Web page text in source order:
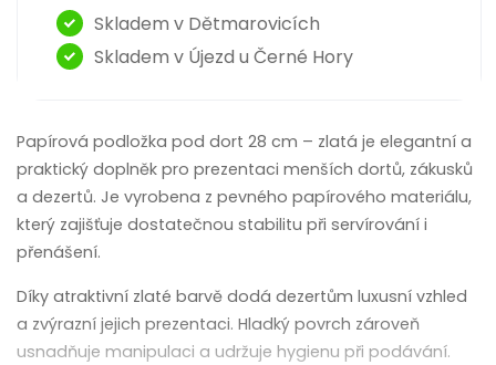
Skladem v Dětmarovicích
Skladem v Újezd u Černé Hory
Papírová podložka pod dort 28 cm – zlatá je elegantní a
praktický doplněk pro prezentaci menších dortů, zákusků
a dezertů. Je vyrobena z pevného papírového materiálu,
který zajišťuje dostatečnou stabilitu při servírování i
přenášení.
Díky atraktivní zlaté barvě dodá dezertům luxusní vzhled
a zvýrazní jejich prezentaci. Hladký povrch zároveň
usnadňuje manipulaci a udržuje hygienu při podávání.